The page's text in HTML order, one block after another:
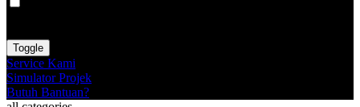
Toggle
Service Kami
Simulator Projek
Butuh Bantuan?